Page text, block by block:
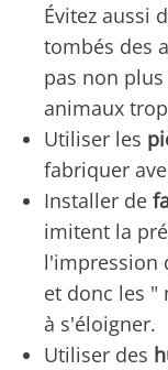
Évitez aussi
tombés des
pas non
animaux
Utiliser les
fabriquer
Installer de
imitent la
l'impression
et donc les "
à s'éloigner.
Utiliser des